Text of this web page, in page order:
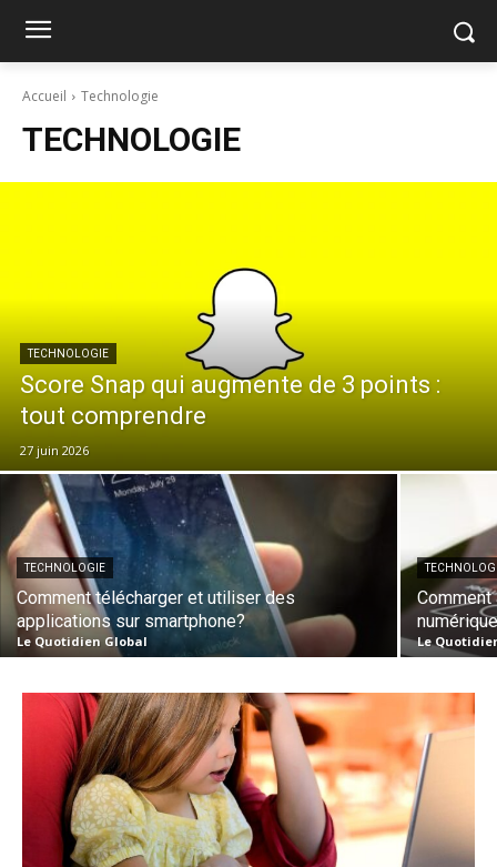
Accueil Technologie
TECHNOLOGIE
TECHNOLOGIE
Score Snap qui augmente de 3 points :
tout comprendre
27 juin 2026
TECHNOLOGIE
Comment télécharger et utiliser des
applications sur smartphone?
Le Quotidien Global Le